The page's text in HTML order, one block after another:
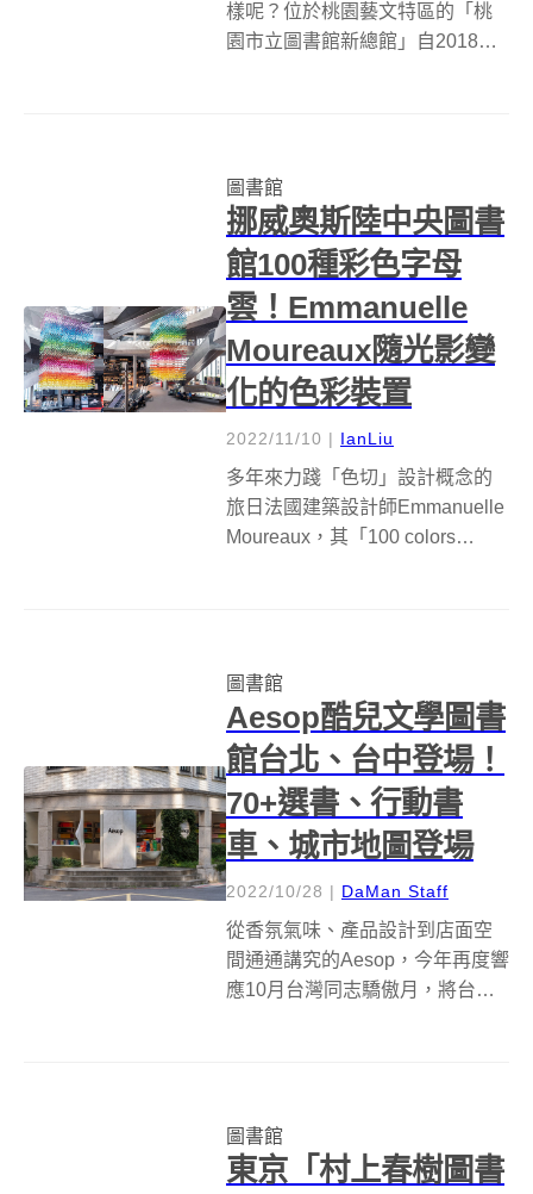
樣呢？位於桃園藝文特區的「桃
園市立圖書館新總館」自2018年
所」與日本2020東京奧運主場館
設...
圖書館
挪威奧斯陸中央圖書
館100種彩色字母
雲！Emmanuelle
Moureaux隨光影變
化的色彩裝置
2022/11/10 | IanLiu
多年來力踐「色切」設計概念的
旅日法國建築設計師Emmanuelle
Moureaux，其「100 colors
圖書館
Aesop酷兒文學圖書
館台北、台中登場！
70+選書、行動書
車、城市地圖登場
2022/10/28 | DaMan Staff
從香氛氣味、產品設計到店面空
間通通講究的Aesop，今年再度響
應10月台灣同志驕傲月，將台北
志酷兒相關主題文學作品；...
圖書館
東京「村上春樹圖書